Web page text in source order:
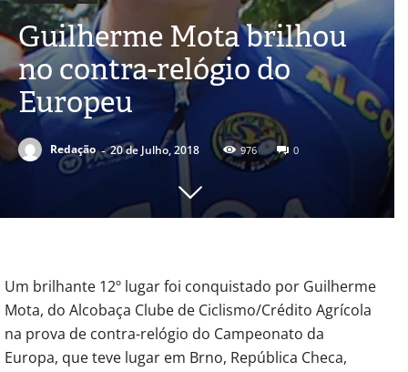
Guilherme Mota brilhou
no contra-relógio do
Europeu
Redação - 20 de Julho, 2018 976 0
Um brilhante 12º lugar foi conquistado por Guilherme
Mota, do Alcobaça Clube de Ciclismo/Crédito Agrícola
na prova de contra-relógio do Campeonato da
Europa, que teve lugar em Brno, República Checa,